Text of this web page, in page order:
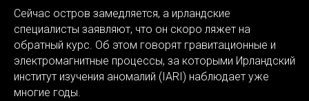
Сейчас остров замедляется, а ирландские
специалисты заявляют, что он скоро ляжет на
обратный курс. Об этом говорят гравитационные и
электромагнитные процессы, за которыми Ирландский
институт изучения аномалий (IARI) наблюдает уже
многие годы.